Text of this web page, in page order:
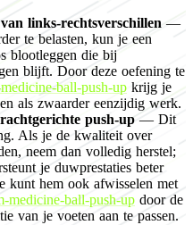
links-rechtsverschillen —
te belasten, kun je een
blootleggen die bij
blijft. Door deze oefening te
ball-push-up krijg je
als zwaarder eenzijdig werk.
push-up — Dit
Als je de kwaliteit over
neem dan volledig herstel;
je duwprestaties beter
kunt hem ook afwisselen met
medicine-ball-push-up door de
van je voeten aan te passen.